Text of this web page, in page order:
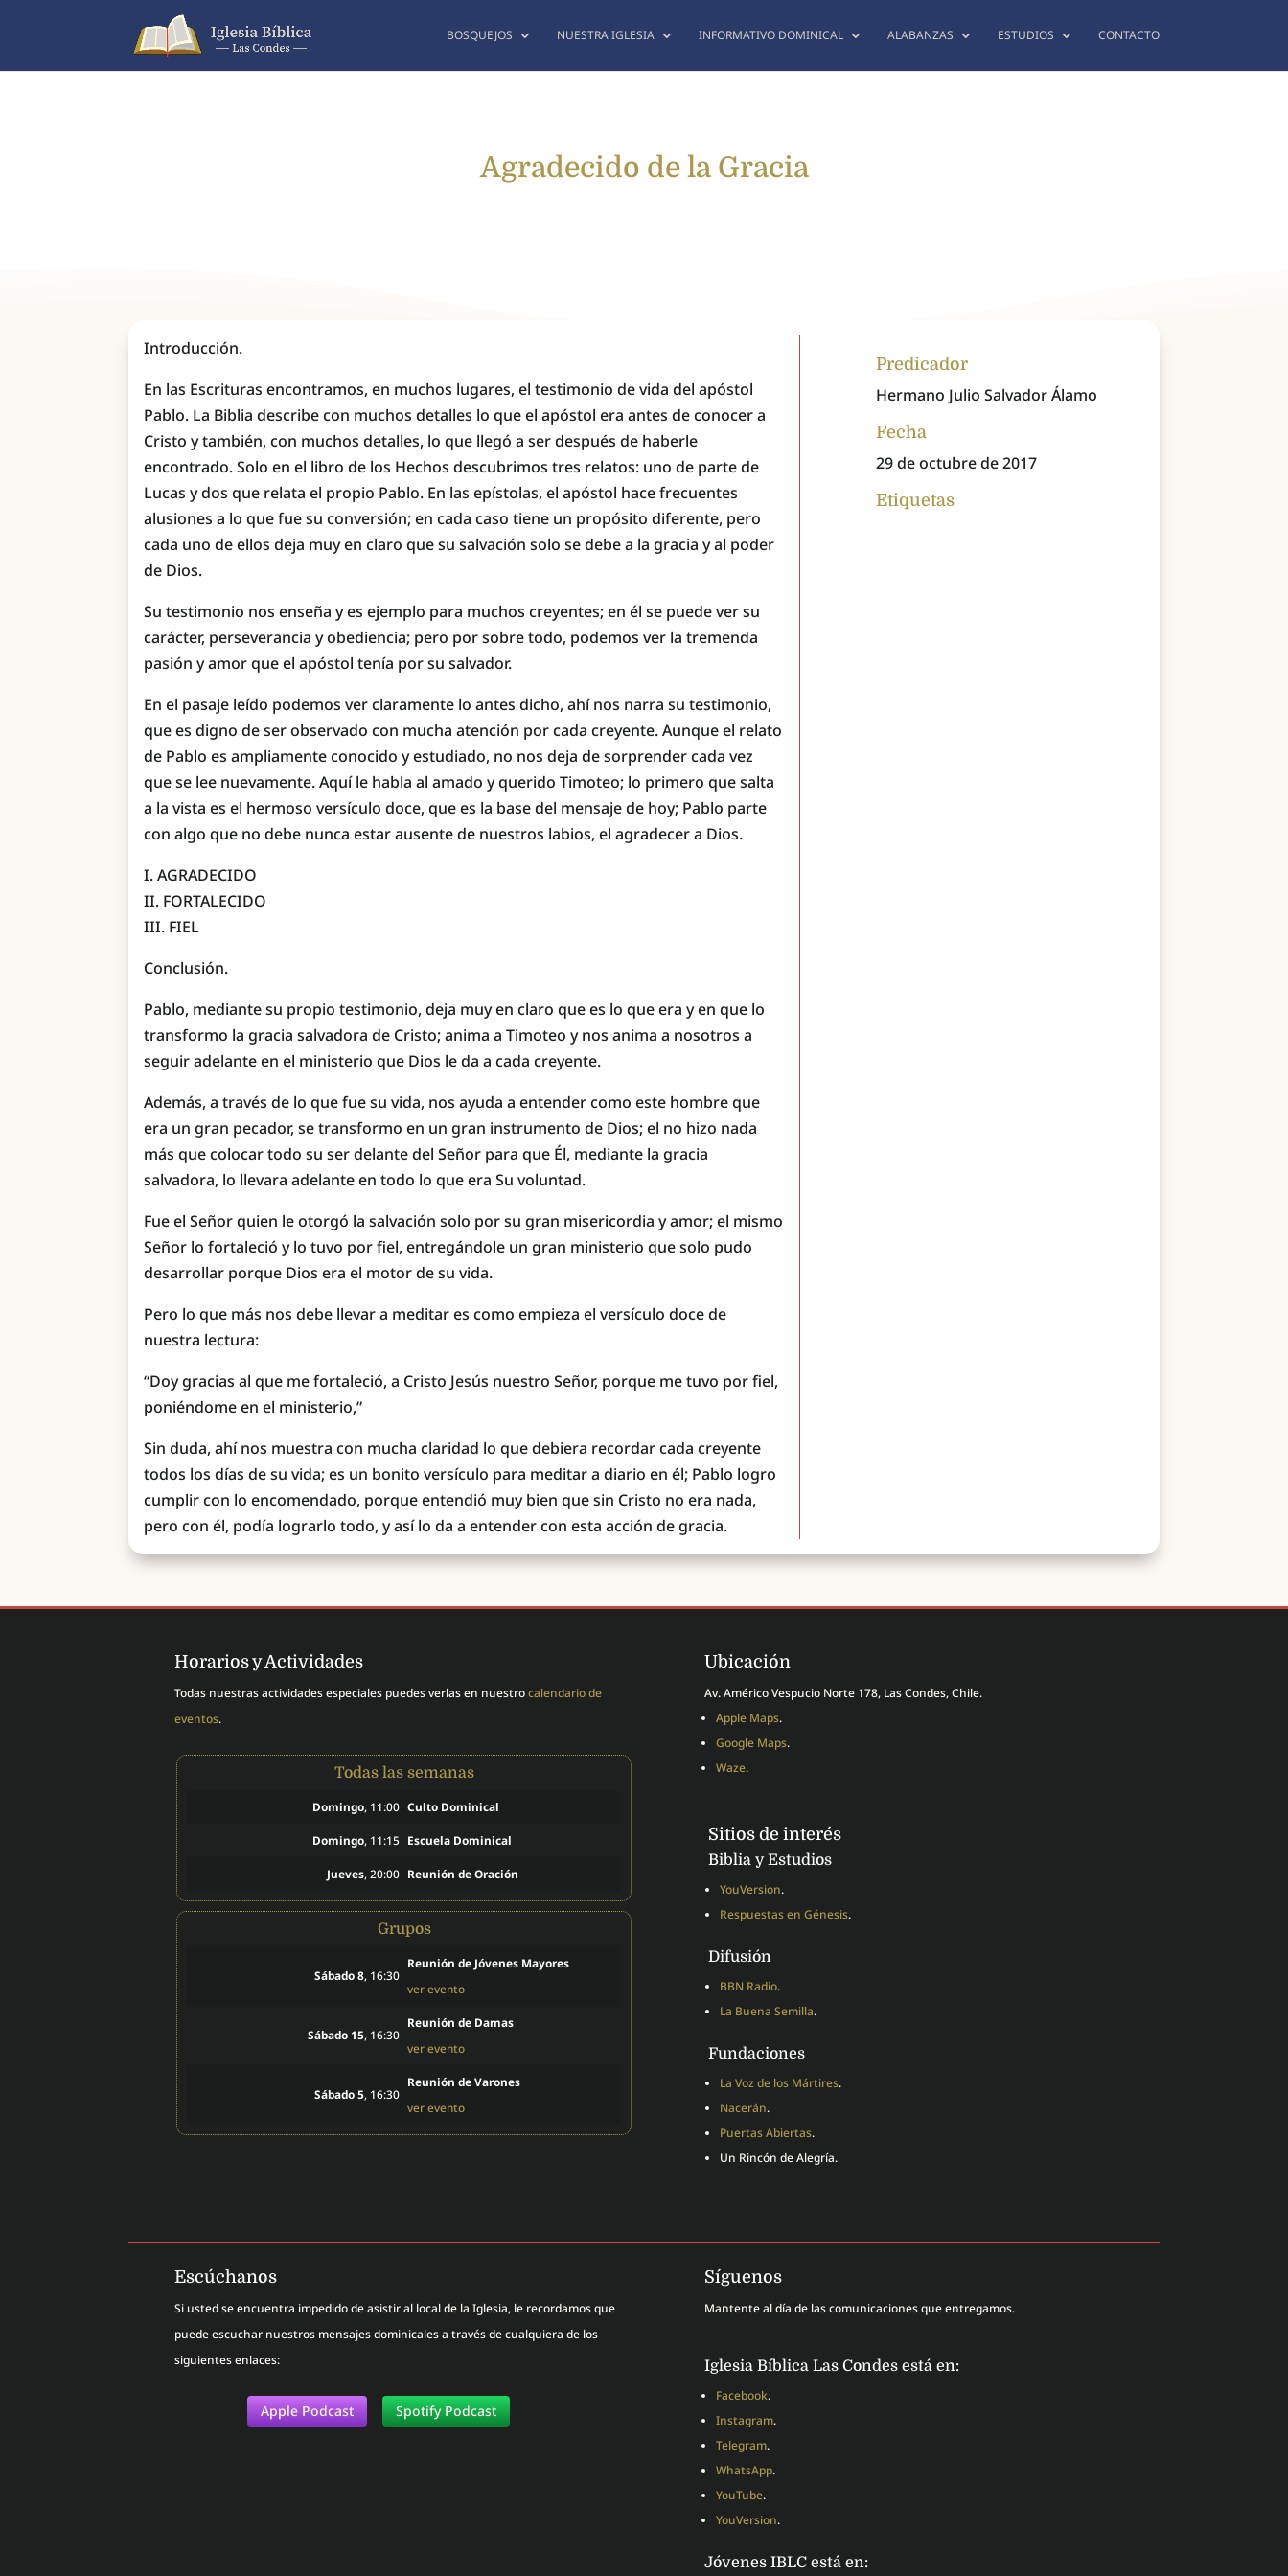
BOSQUEJOS NUESTRA IGLESIA INFORMATIVO DOMINICAL ALABANZAS ESTUDIOS CONTACTO
Agradecido de la Gracia
Introducción.
En las Escrituras encontramos, en muchos lugares, el testimonio de vida del apóstol
Pablo. La Biblia describe con muchos detalles lo que el apóstol era antes de conocer a
Cristo y también, con muchos detalles, lo que llegó a ser después de haberle
encontrado. Solo en el libro de los Hechos descubrimos tres relatos: uno de parte de
Lucas y dos que relata el propio Pablo. En las epístolas, el apóstol hace frecuentes
alusiones a lo que fue su conversión; en cada caso tiene un propósito diferente, pero
cada uno de ellos deja muy en claro que su salvación solo se debe a la gracia y al poder
de Dios.
Su testimonio nos enseña y es ejemplo para muchos creyentes; en él se puede ver su
carácter, perseverancia y obediencia; pero por sobre todo, podemos ver la tremenda
pasión y amor que el apóstol tenía por su salvador.
En el pasaje leído podemos ver claramente lo antes dicho, ahí nos narra su testimonio,
que es digno de ser observado con mucha atención por cada creyente. Aunque el relato
de Pablo es ampliamente conocido y estudiado, no nos deja de sorprender cada vez
que se lee nuevamente. Aquí le habla al amado y querido Timoteo; lo primero que salta
a la vista es el hermoso versículo doce, que es la base del mensaje de hoy; Pablo parte
con algo que no debe nunca estar ausente de nuestros labios, el agradecer a Dios.
I. AGRADECIDO
II. FORTALECIDO
III. FIEL
Conclusión.
Pablo, mediante su propio testimonio, deja muy en claro que es lo que era y en que lo
transformo la gracia salvadora de Cristo; anima a Timoteo y nos anima a nosotros a
seguir adelante en el ministerio que Dios le da a cada creyente.
Además, a través de lo que fue su vida, nos ayuda a entender como este hombre que
era un gran pecador, se transformo en un gran instrumento de Dios; el no hizo nada
más que colocar todo su ser delante del Señor para que Él, mediante la gracia
salvadora, lo llevara adelante en todo lo que era Su voluntad.
Fue el Señor quien le otorgó la salvación solo por su gran misericordia y amor; el mismo
Señor lo fortaleció y lo tuvo por fiel, entregándole un gran ministerio que solo pudo
desarrollar porque Dios era el motor de su vida.
Pero lo que más nos debe llevar a meditar es como empieza el versículo doce de
nuestra lectura:
“Doy gracias al que me fortaleció, a Cristo Jesús nuestro Señor, porque me tuvo por fiel,
poniéndome en el ministerio,”
Sin duda, ahí nos muestra con mucha claridad lo que debiera recordar cada creyente
todos los días de su vida; es un bonito versículo para meditar a diario en él; Pablo logro
cumplir con lo encomendado, porque entendió muy bien que sin Cristo no era nada,
pero con él, podía lograrlo todo, y así lo da a entender con esta acción de gracia.
Predicador
Hermano Julio Salvador Álamo
Fecha
29 de octubre de 2017
Etiquetas
Horarios y Actividades
Todas nuestras actividades especiales puedes verlas en nuestrocalendario de
eventos.
Todas las semanas
Domingo, 11:00 Culto Dominical
Domingo, 11:15 Escuela Dominical
Jueves, 20:00 Reunión de Oración
Grupos
Sábado 8, 16:30
Reunión de Jóvenes Mayores
ver evento
Sábado 15, 16:30
Reunión de Damas
ver evento
Sábado 5, 16:30
Reunión de Varones
ver evento
Ubicación
Av. Américo Vespucio Norte 178, Las Condes, Chile.
Apple Maps.
Google Maps.
Waze.
Sitios de interés
Biblia y Estudios
YouVersion.
Respuestas en Génesis.
Difusión
BBN Radio.
La Buena Semilla.
Fundaciones
La Voz de los Mártires.
Nacerán.
Puertas Abiertas.
Un Rincón de Alegría.
Escúchanos
Si usted se encuentra impedido de asistir al local de la Iglesia, le recordamos que
puede escuchar nuestros mensajes dominicales a través de cualquiera de los
siguientes enlaces:
Apple Podcast Spotify Podcast
Síguenos
Mantente al día de las comunicaciones que entregamos.
Iglesia Bíblica Las Condes está en:
Facebook.
Instagram.
Telegram.
WhatsApp.
YouTube.
YouVersion.
Jóvenes IBLC está en: